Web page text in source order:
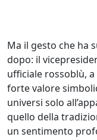
Ma il gesto che ha
dopo: il
ufficiale rossoblù,
forte valore
universi solo
quello della
un sentimento